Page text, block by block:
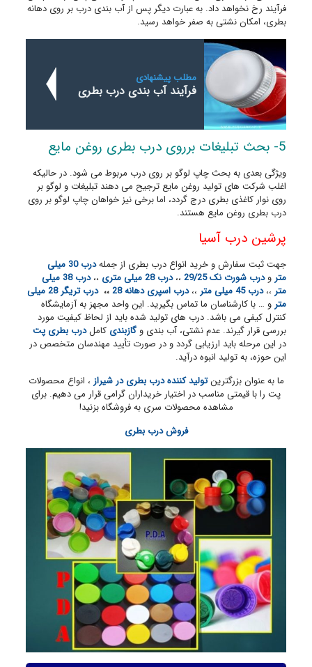
فرآیند رخ نخواهد داد. به عبارت دیگر پس از آب بندی درب بر روی دهانه
بطری، امکان نشتی به صفر خواهد رسید.
مطلب پیشنهادی
فرآیند آب بندی درب بطری
5- بحث تبلیغات برروی درب بطری روغن مایع
ویژگی بعدی به بحث چاپ لوگو بر روی درب مربوط می شود. در حالیکه
اغلب شرکت های تولید روغن مایع ترجیح می دهند تبلیغات و لوگو بر
روی نوار کاغذی بطری درج گردد، اما برخی نیز خواهان چاپ لوگو بر روی
درب بطری روغن مایع هستند.
پرشین درب آسیا
جهت ثبت سفارش و خرید انواع درب بطری از جمله
درب 30 میلی
متر ودرب شورت نک 29/25 ،،درب 28 میلی متری ،،
درب 38 میلی
متر ،،درب 45 میلی متر ،،درب اسپری دهانه 28 ،،
درب تریگر 28 میلی
متر و … با کارشناسان ما تماس بگیرید. این واحد مجهز به آزمایشگاه
کنترل کیفی می باشد. درب های تولید شده باید از لحاظ کیفیت مورد
بررسی قرار گیرند. عدم نشتی، آب بندی وگازبندی کاملدرب بطری پت
در این مرحله باید ارزیابی گردد و در صورت تأیید مهندسان متخصص در
این حوزه، به تولید انبوه درآید.
ما به عنوان بزرگترینتولید کننده درب بطری در شیراز ، انواع محصولات
پت را با قیمتی مناسب در اختیار خریداران گرامی قرار می دهیم. برای
مشاهده محصولات سری به فروشگاه بزنید!
فروش درب بطری